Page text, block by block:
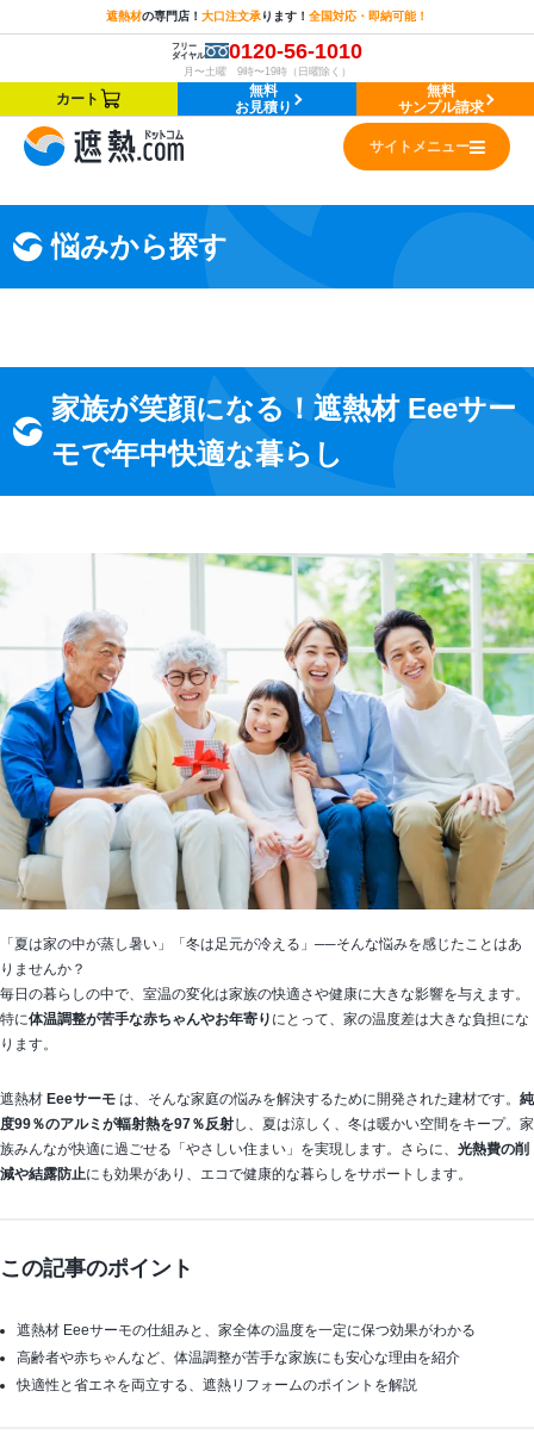
遮熱材の専門店！ 大口注文承ります！ 全国対応・即納可能！
フリー
ダイヤル
0120-56-1010
月〜土曜 9時〜19時（日曜除く）
カート
無料
お見積り
無料
サンプル請求
サイトメニュー
悩みから探す
家族が笑顔になる！遮熱材 Eeeサー
モで年中快適な暮らし
「夏は家の中が蒸し暑い」「冬は足元が冷える」──そんな悩みを感じたことはあ
りませんか？
毎日の暮らしの中で、室温の変化は家族の快適さや健康に大きな影響を与えます。
特に体温調整が苦手な赤ちゃんやお年寄り にとって、家の温度差は大きな負担にな
ります。
遮熱材 Eeeサーモ は、そんな家庭の悩みを解決するために開発された建材です。 純
度99％のアルミが輻射熱を97％反射し、夏は涼しく、冬は暖かい空間をキープ。家
族みんなが快適に過ごせる「やさしい住まい」を実現します。さらに、 光熱費の削
減や結露防止にも効果があり、エコで健康的な暮らしをサポートします。
この記事のポイント
遮熱材 Eeeサーモの仕組みと、家全体の温度を一定に保つ効果がわかる
高齢者や赤ちゃんなど、体温調整が苦手な家族にも安心な理由を紹介
快適性と省エネを両立する、遮熱リフォームのポイントを解説